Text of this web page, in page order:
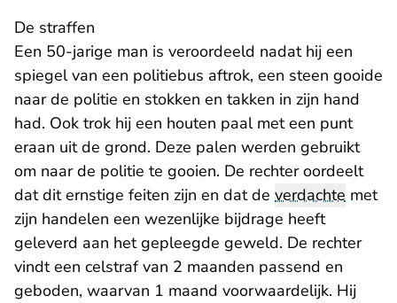
De straffen
Een 50-jarige man is veroordeeld nadat hij een
spiegel van een politiebus aftrok, een steen gooide
naar de politie en stokken en takken in zijn hand
had. Ook trok hij een houten paal met een punt
eraan uit de grond. Deze palen werden gebruikt
om naar de politie te gooien. De rechter oordeelt
dat dit ernstige feiten zijn en dat de verdachte met
zijn handelen een wezenlijke bijdrage heeft
geleverd aan het gepleegde geweld. De rechter
vindt een celstraf van 2 maanden passend en
geboden, waarvan 1 maand voorwaardelijk. Hij